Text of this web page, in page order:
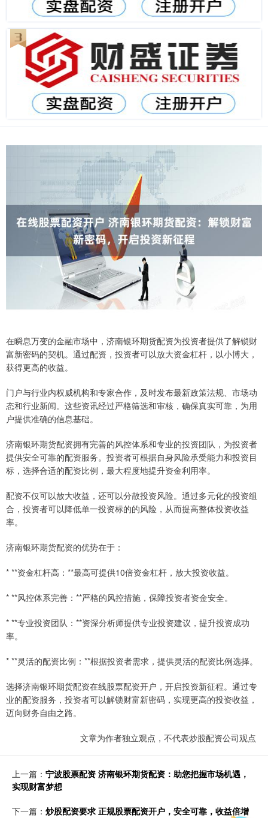
在瞬息万变的金融市场中，济南银环期货配资为投资者提供了解锁财
富新密码的契机。通过配资，投资者可以放大资金杠杆，以小博大，
获得更高的收益。
门户与行业内权威机构和专家合作，及时发布最新政策法规、市场动
态和行业新闻。这些资讯经过严格筛选和审核，确保真实可靠，为用
户提供准确的信息基础。
济南银环期货配资拥有完善的风控体系和专业的投资团队，为投资者
提供安全可靠的配资服务。投资者可根据自身风险承受能力和投资目
标，选择合适的配资比例，最大程度地提升资金利用率。
配资不仅可以放大收益，还可以分散投资风险。通过多元化的投资组
合，投资者可以降低单一投资标的的风险，从而提高整体投资收益
率。
济南银环期货配资的优势在于：
* **资金杠杆高：**最高可提供10倍资金杠杆，放大投资收益。
* **风控体系完善：**严格的风控措施，保障投资者资金安全。
* **专业投资团队：**资深分析师提供专业投资建议，提升投资成功
率。
* **灵活的配资比例：**根据投资者需求，提供灵活的配资比例选择。
选择济南银环期货配资在线股票配资开户，开启投资新征程。通过专
业的配资服务，投资者可以解锁财富新密码，实现更高的投资收益，
迈向财务自由之路。
文章为作者独立观点，不代表炒股配资公司观点
上一篇： 宁波股票配资 济南银环期货配资：助您把握市场机遇，
实现财富梦想
下一篇： 炒股配资要求 正规股票配资开户，安全可靠，收益倍增